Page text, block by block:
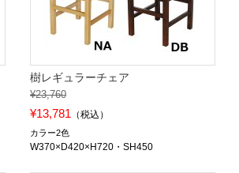
樹レギュラーチェア
¥23,760
¥13,781（税込）
カラー2色
W370×D420×H720・SH450